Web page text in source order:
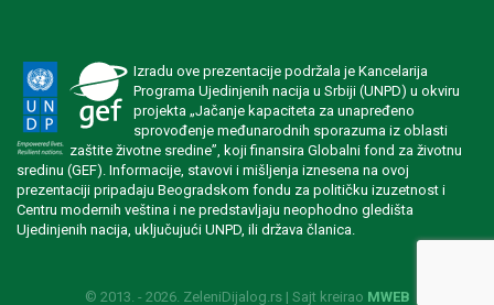
Izradu ove prezentacije podržala je Kancelarija
Programa Ujedinjenih nacija u Srbiji (UNPD) u okviru
projekta „Jačanje kapaciteta za unapređeno
sprovođenje međunarodnih sporazuma iz oblasti
zaštite životne sredine”, koji finansira Globalni fond za životnu
sredinu (GEF). Informacije, stavovi i mišljenja iznesena na ovoj
prezentaciji pripadaju Beogradskom fondu za političku izuzetnost i
Centru modernih veština i ne predstavljaju neophodno gledišta
Ujedinjenih nacija, uključujući UNPD, ili država članica.
© 2013. - 2026. ZeleniDijalog.rs | Sajt kreirao MWEB